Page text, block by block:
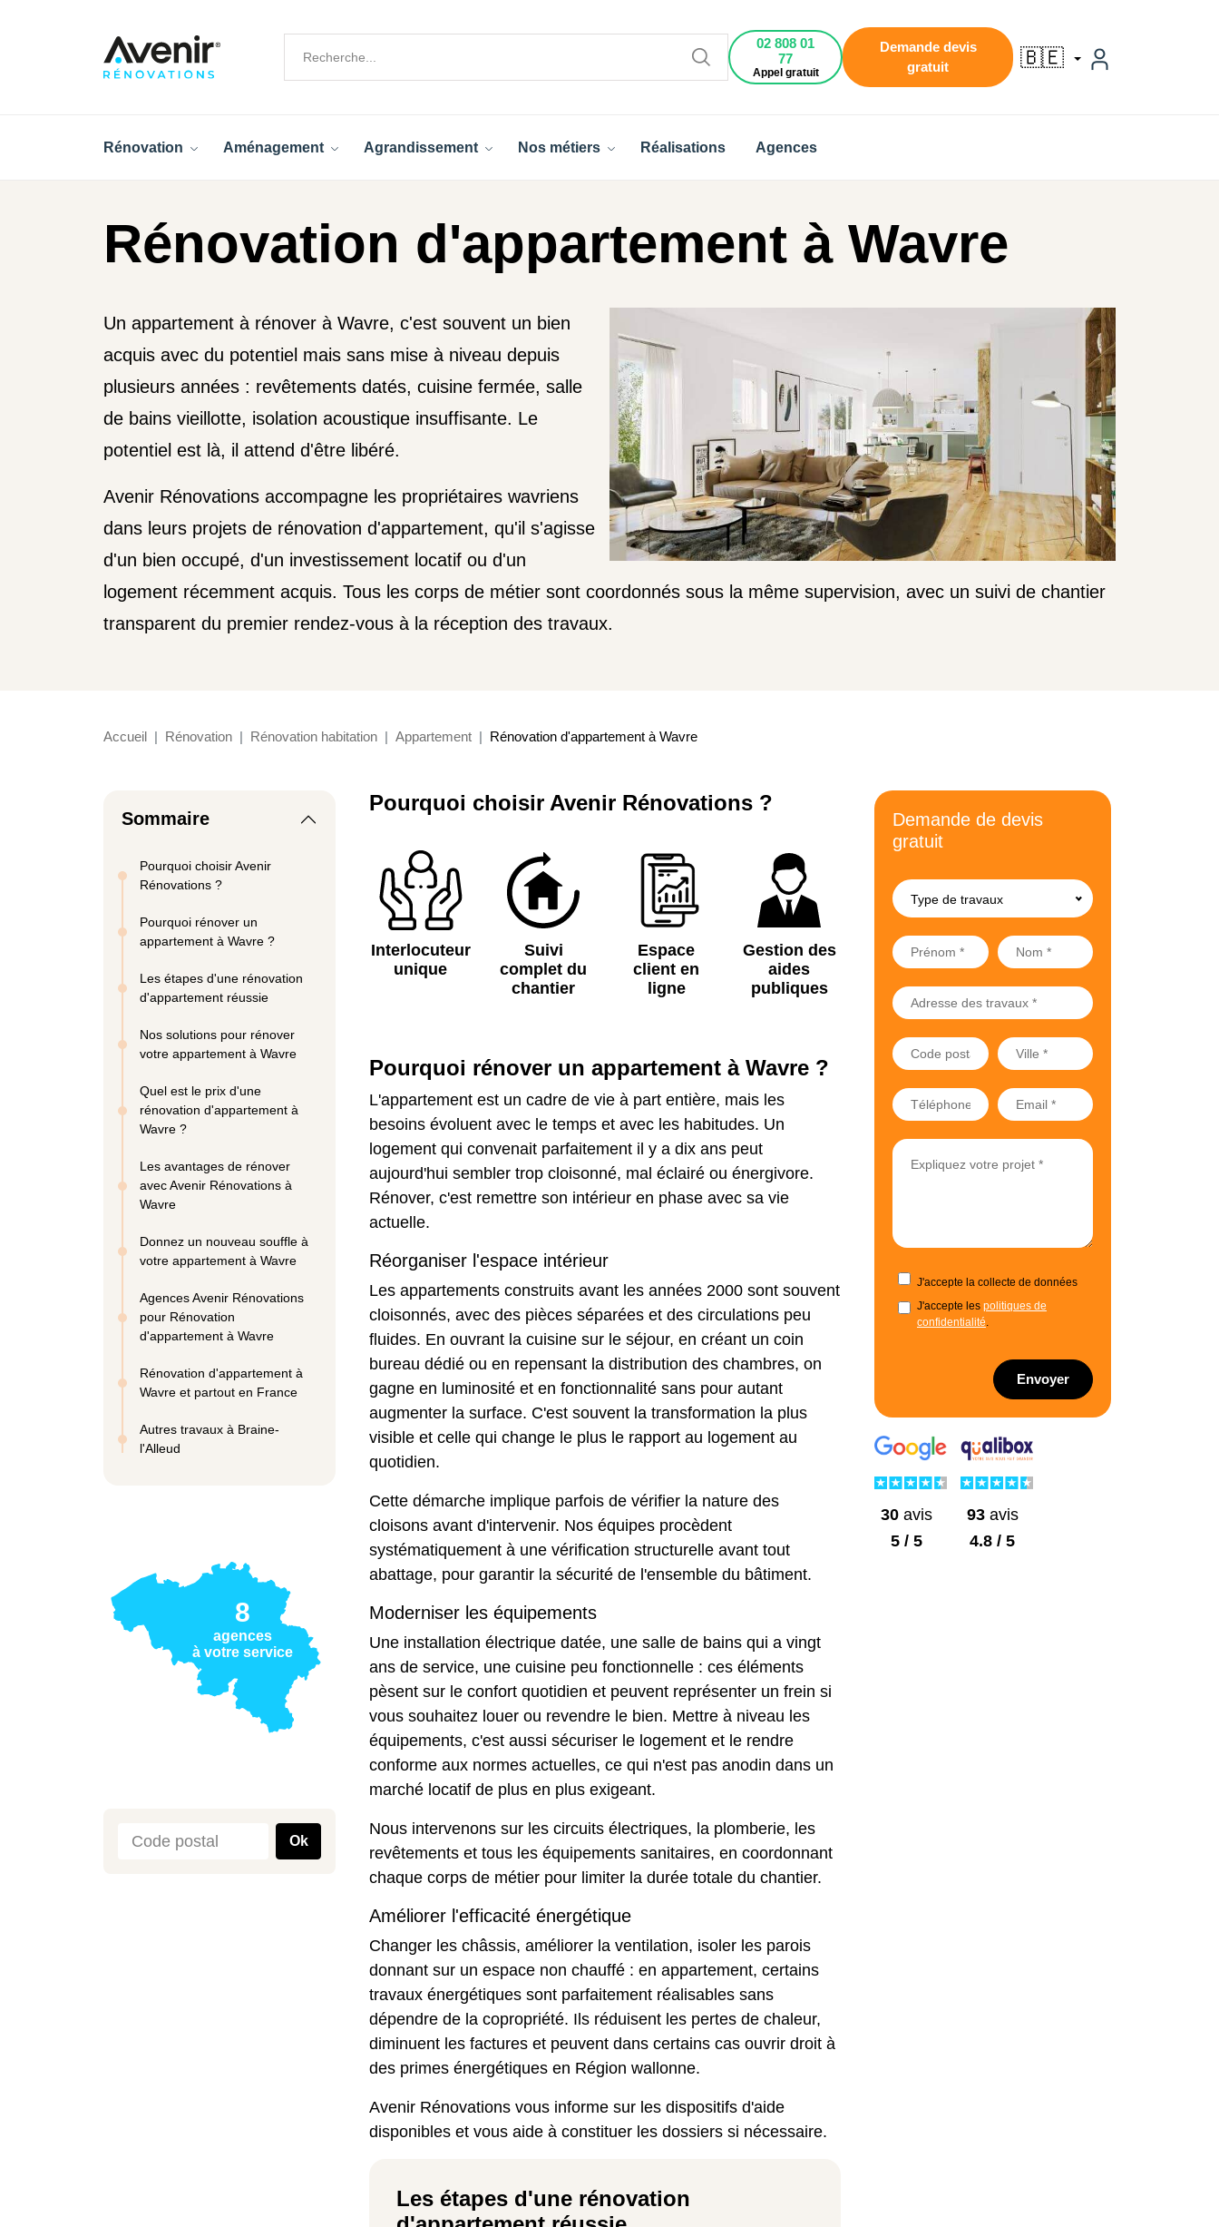
02 808 01
77
Appel gratuit
Demande devis
gratuit
🇧🇪
Rénovation Aménagement Agrandissement Nos métiers Réalisations Agences
Rénovation d'appartement à Wavre
Un appartement à rénover à Wavre, c'est souvent un bien
acquis avec du potentiel mais sans mise à niveau depuis
plusieurs années : revêtements datés, cuisine fermée, salle
de bains vieillotte, isolation acoustique insuffisante. Le
potentiel est là, il attend d'être libéré.
Avenir Rénovations accompagne les propriétaires wavriens
dans leurs projets de rénovation d'appartement, qu'il s'agisse
d'un bien occupé, d'un investissement locatif ou d'un
logement récemment acquis. Tous les corps de métier sont coordonnés sous la même supervision, avec un suivi de chantier
transparent du premier rendez-vous à la réception des travaux.
Accueil Rénovation Rénovation habitation Appartement Rénovation d'appartement à Wavre
Sommaire
Pourquoi choisir Avenir
Rénovations ?
Pourquoi rénover un
appartement à Wavre ?
Les étapes d'une rénovation
d'appartement réussie
Nos solutions pour rénover
votre appartement à Wavre
Quel est le prix d'une
rénovation d'appartement à
Wavre ?
Les avantages de rénover
avec Avenir Rénovations à
Wavre
Donnez un nouveau souffle à
votre appartement à Wavre
Agences Avenir Rénovations
pour Rénovation
d'appartement à Wavre
Rénovation d'appartement à
Wavre et partout en France
Autres travaux à Braine-
l'Alleud
8
agences
à votre service
Ok
Pourquoi choisir Avenir Rénovations ?
Interlocuteur
unique
Suivi
complet du
chantier
Espace
client en
ligne
Gestion des
aides
publiques
Pourquoi rénover un appartement à Wavre ?
L'appartement est un cadre de vie à part entière, mais les
besoins évoluent avec le temps et avec les habitudes. Un
logement qui convenait parfaitement il y a dix ans peut
aujourd'hui sembler trop cloisonné, mal éclairé ou énergivore.
Rénover, c'est remettre son intérieur en phase avec sa vie
actuelle.
Réorganiser l'espace intérieur
Les appartements construits avant les années 2000 sont souvent
cloisonnés, avec des pièces séparées et des circulations peu
fluides. En ouvrant la cuisine sur le séjour, en créant un coin
bureau dédié ou en repensant la distribution des chambres, on
gagne en luminosité et en fonctionnalité sans pour autant
augmenter la surface. C'est souvent la transformation la plus
visible et celle qui change le plus le rapport au logement au
quotidien.
Cette démarche implique parfois de vérifier la nature des
cloisons avant d'intervenir. Nos équipes procèdent
systématiquement à une vérification structurelle avant tout
abattage, pour garantir la sécurité de l'ensemble du bâtiment.
Moderniser les équipements
Une installation électrique datée, une salle de bains qui a vingt
ans de service, une cuisine peu fonctionnelle : ces éléments
pèsent sur le confort quotidien et peuvent représenter un frein si
vous souhaitez louer ou revendre le bien. Mettre à niveau les
équipements, c'est aussi sécuriser le logement et le rendre
conforme aux normes actuelles, ce qui n'est pas anodin dans un
marché locatif de plus en plus exigeant.
Nous intervenons sur les circuits électriques, la plomberie, les
revêtements et tous les équipements sanitaires, en coordonnant
chaque corps de métier pour limiter la durée totale du chantier.
Améliorer l'efficacité énergétique
Changer les châssis, améliorer la ventilation, isoler les parois
donnant sur un espace non chauffé : en appartement, certains
travaux énergétiques sont parfaitement réalisables sans
dépendre de la copropriété. Ils réduisent les pertes de chaleur,
diminuent les factures et peuvent dans certains cas ouvrir droit à
des primes énergétiques en Région wallonne.
Avenir Rénovations vous informe sur les dispositifs d'aide
disponibles et vous aide à constituer les dossiers si nécessaire.
Les étapes d'une rénovation
Demande de devis
gratuit
Type de travaux
J'accepte la collecte de données
J'accepte les politiques de
confidentialité.
Envoyer
30avis
5 / 5
93avis
4.8 / 5